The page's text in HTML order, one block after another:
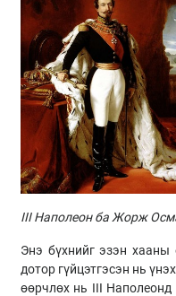
III Наполеон ба Жорж
Энэ бүхнийг эзэн хааны
дотор гүйцэтгэсэн нь
өөрчлөх нь III Наполеонд